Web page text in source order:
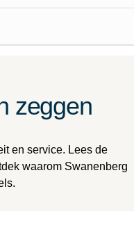
zeggen
en service. Lees de
waarom Swanenberg